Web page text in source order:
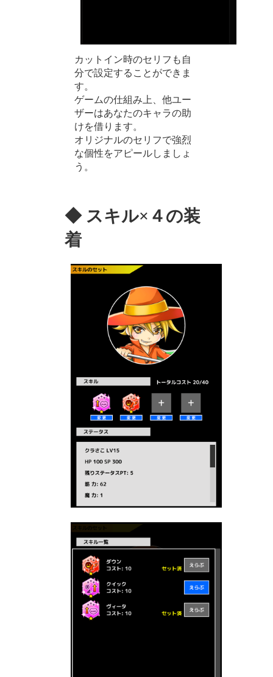
カットイン時のセリフも自
分で設定することができま
す。
ゲームの仕組み上、他ユー
ザーはあなたのキャラの助
けを借ります。
オリジナルのセリフで強烈
な個性をアピールしましょ
う。
◆ スキル×４の装
着